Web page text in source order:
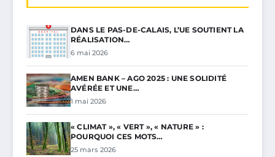
DANS LE PAS-DE-CALAIS, L’UE SOUTIENT LA
RÉALISATION…
6 mai 2026
AMEN BANK – AGO 2025 : UNE SOLIDITÉ
AVÉRÉE ET UNE…
1 mai 2026
« CLIMAT », « VERT », « NATURE » :
POURQUOI CES MOTS…
25 mars 2026